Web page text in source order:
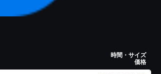
時間・サイズ
価格